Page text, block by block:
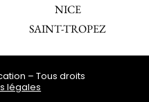
NICE
SAINT-TROPEZ
– Tous droits
légales